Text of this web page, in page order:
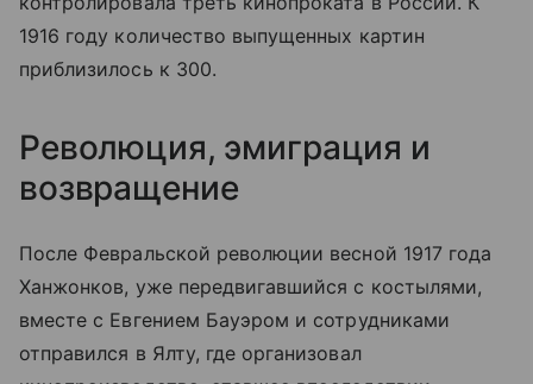
1916 году количество выпущенных картин
приблизилось к 300.
Революция, эмиграция и
возвращение
После Февральской революции весной 1917 года
Ханжонков, уже передвигавшийся с костылями,
вместе с Евгением Бауэром и сотрудниками
отправился в Ялту, где организовал